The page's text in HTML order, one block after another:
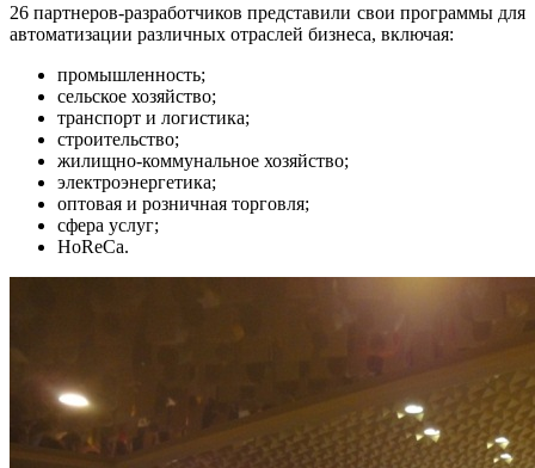
26 партнеров-разработчиков представили свои программы для
автоматизации различных отраслей бизнеса, включая:
промышленность;
сельское хозяйство;
транспорт и логистика;
строительство;
жилищно-коммунальное хозяйство;
электроэнергетика;
оптовая и розничная торговля;
сфера услуг;
HoReCa.